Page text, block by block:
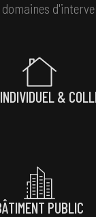
domaines
&
PUBLIC